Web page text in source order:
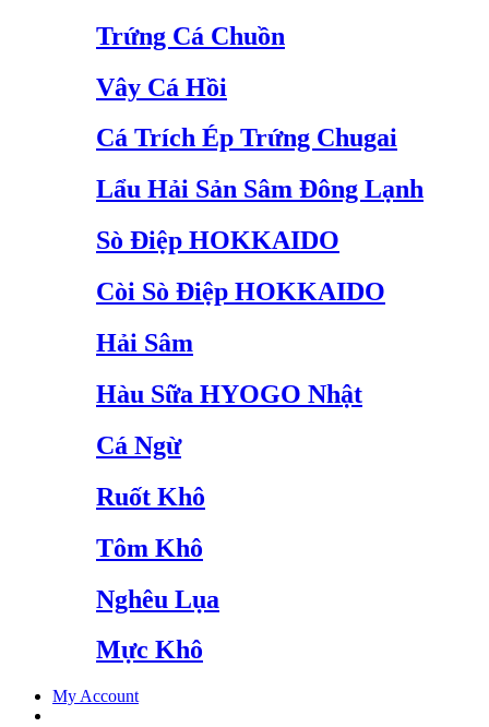
Trứng Cá Chuồn
Vây Cá Hồi
Cá Trích Ép Trứng Chugai
Lẩu Hải Sản Sâm Đông Lạnh
Sò Điệp HOKKAIDO
Còi Sò Điệp HOKKAIDO
Hải Sâm
Hàu Sữa HYOGO Nhật
Cá Ngừ
Ruốt Khô
Tôm Khô
Nghêu Lụa
Mực Khô
My Account